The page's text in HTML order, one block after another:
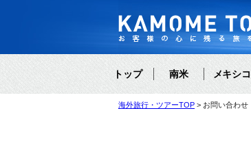
トップ 南米 メキシ
海外旅行・ツアーTOP お問い合わせ